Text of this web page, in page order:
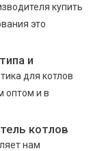
купить
это
и
для котлов
оптом и в
котлов
нам